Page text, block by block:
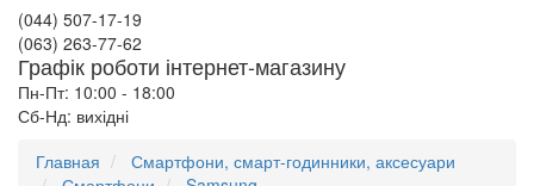
(044) 507-17-19
(063) 263-77-62
Графік роботи інтернет-магазину
Пн-Пт: 10:00 - 18:00
Сб-Нд: вихідні
Главная
Смартфони, смарт-годинники, аксесуари